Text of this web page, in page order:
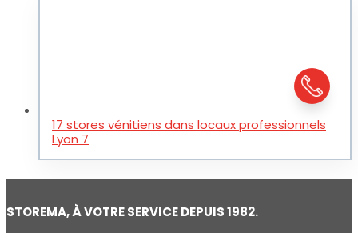
17 stores vénitiens dans locaux professionnels
Lyon 7
STOREMA, À VOTRE SERVICE DEPUIS 1982.